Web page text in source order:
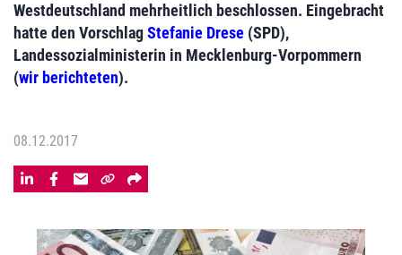
Westdeutschland mehrheitlich beschlossen. Eingebracht
hatte den VorschlagStefanie Drese (SPD),
Landessozialministerin in Mecklenburg-Vorpommern
(wir berichteten).
08.12.2017